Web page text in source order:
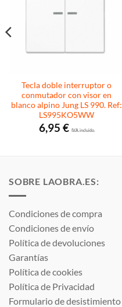
Tecla doble interruptor o
conmutador con visor en
blanco alpino Jung LS 990. Ref:
LS995KO5WW
6,95 €I.V.A. incluido.
SOBRE LAOBRA.ES:
Condiciones de compra
Condiciones de envío
Política de devoluciones
Garantías
Política de cookies
Política de Privacidad
Formulario de desistimiento